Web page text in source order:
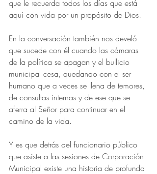
que le recuerda todos los días que está
aquí con vida por un propósito de Dios.
En la conversación también nos develó
que sucede con él cuando las cámaras
de la política se apagan y el bullicio
municipal cesa, quedando con el ser
humano que a veces se llena de temores,
de consultas internas y de ese que se
aferra al Señor para continuar en el
camino de la vida.
Y es que detrás del funcionario público
que asiste a las sesiones de Corporación
Municipal existe una historia de profunda